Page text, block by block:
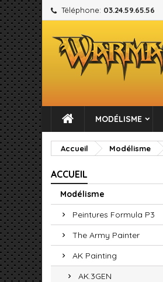
Téléphone: 03.24.59.65.56
MODÉLISME
Accueil Modélisme
ACCUEIL
Modélisme
Peintures Formula P3
The Army Painter
AK Painting
AK.3GEN